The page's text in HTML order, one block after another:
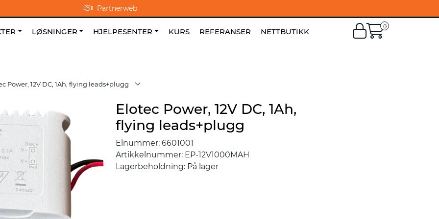
Partnerweb
| Om oss Favoritter NO|EN|FI
LØSNINGER HJELPESENTER KURS REFERANSER NETTBUTIKK
0
Power, 12V DC, 1Ah, flying leads+plugg
Elotec Power, 12V DC, 1Ah,
flying leads+plugg
Elnummer: 6601001
Artikkelnummer: EP-12V1000MAH
Lagerbeholdning: På lager